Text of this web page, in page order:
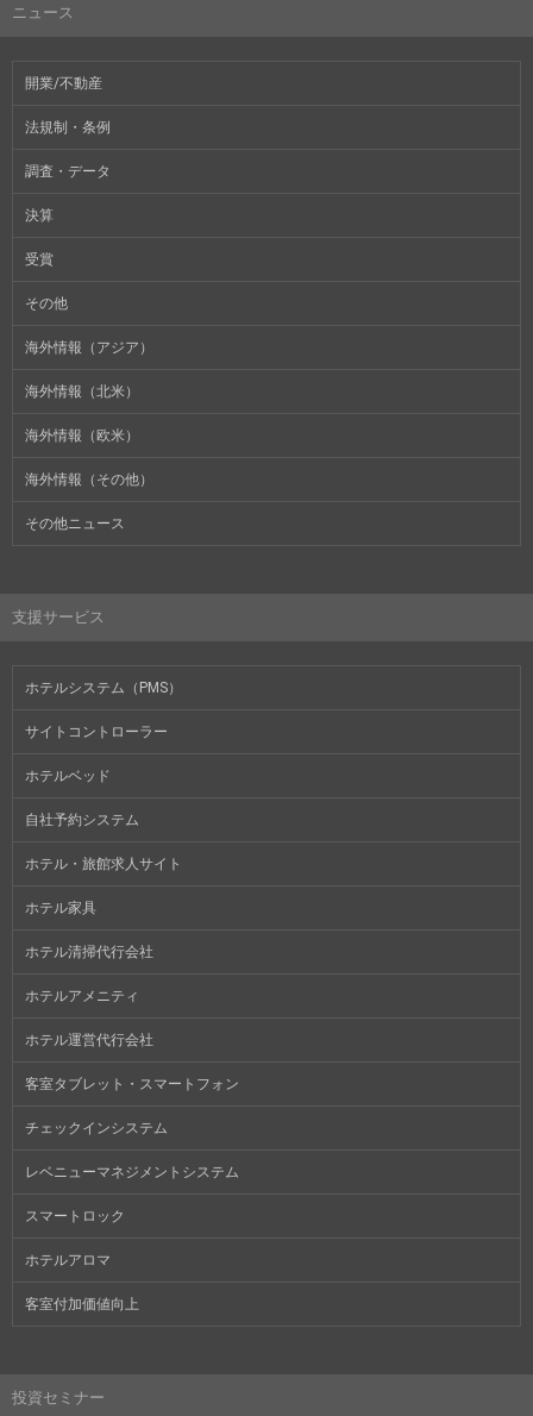
ニュース
開業/不動産
法規制・条例
調査・データ
決算
受賞
その他
海外情報（アジア）
海外情報（北米）
海外情報（欧米）
海外情報（その他）
その他ニュース
支援サービス
ホテルシステム（PMS）
サイトコントローラー
ホテルベッド
自社予約システム
ホテル・旅館求人サイト
ホテル家具
ホテル清掃代行会社
ホテルアメニティ
ホテル運営代行会社
客室タブレット・スマートフォン
チェックインシステム
レベニューマネジメントシステム
スマートロック
ホテルアロマ
客室付加価値向上
投資セミナー